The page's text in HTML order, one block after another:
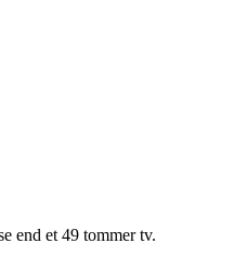
end et 49 tommer tv.